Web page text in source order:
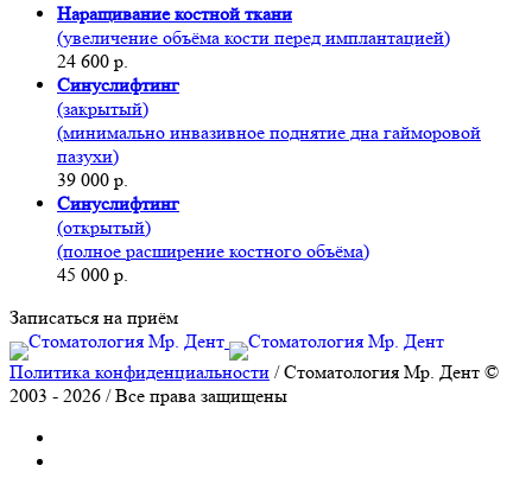
Наращивание костной ткани
(увеличение объёма кости перед имплантацией)
24 600 р.
Синуслифтинг
(закрытый)
(минимально инвазивное поднятие дна гайморовой
пазухи)
39 000 р.
Синуслифтинг
(открытый)
(полное расширение костного объёма)
45 000 р.
Записаться на приём
Политика конфиденциальности / Стоматология Мр. Дент ©
2003 - 2026 / Все права защищены